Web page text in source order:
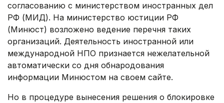
согласованию с министерством иностранных дел
РФ (МИД). На министерство юстиции РФ
(Минюст) возложено ведение перечня таких
организаций. Деятельность иностранной или
международной НПО признается нежелательной
автоматически со дня обнародования
информации Минюстом на своем сайте.
Но в процедуре вынесения решения о блокировке